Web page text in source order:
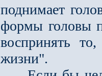
поднимает
формы головы
воспринять
жизни".